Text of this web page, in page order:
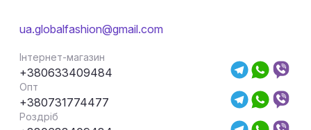
ua.globalfashion@gmail.com
Інтернет-магазин
+380633409484
Опт
+380731774477
Роздріб